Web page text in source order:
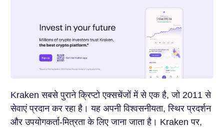
Kraken सबसे पुराने क्रिप्टो एक्सचेंजों में से एक है, जो 2011 से
सेवाएं प्रदान कर रहा है। यह अपनी विश्वसनीयता, स्थिर प्रदर्शन
और उपयोगकर्ता-मित्रता के लिए जाना जाता है। Kraken पर,